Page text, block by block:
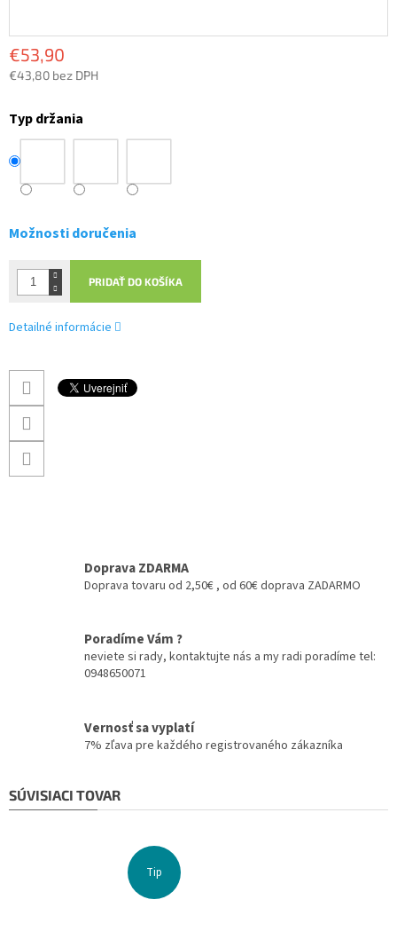
€53,90
€43,80 bez DPH
cena:
Typ držania
Možnosti doručenia
PRIDAŤ DO KOŠÍKA
Detailné informácie
Doprava ZDARMA
Doprava tovaru od 2,50€ , od 60€ doprava ZADARMO
Poradíme Vám ?
neviete si rady, kontaktujte nás a my radi poradíme tel:
0948650071
Vernosť sa vyplatí
7% zľava pre každého registrovaného zákazníka
SÚVISIACI TOVAR
Tip